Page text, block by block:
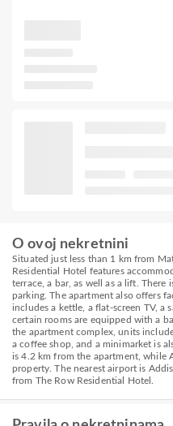
O ovoj nekretnini
Situated just less than 1 km from
Residential Hotel features
terrace, a bar, as well as a lift. There
parking. The apartment also offers
includes a kettle, a flat-screen TV, a
certain rooms are equipped with a
the apartment complex, units
a coffee shop, and a minimarket is
is 4.2 km from the apartment, while
property. The nearest airport is
from The Row Residential Hotel.